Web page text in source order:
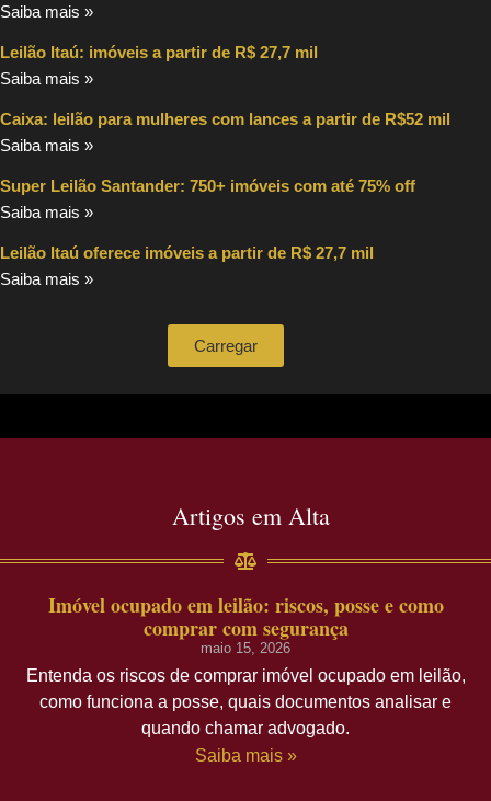
Saiba mais »
Leilão Itaú: imóveis a partir de R$ 27,7 mil
Saiba mais »
Caixa: leilão para mulheres com lances a partir de R$52 mil
Saiba mais »
Super Leilão Santander: 750+ imóveis com até 75% off
Saiba mais »
Leilão Itaú oferece imóveis a partir de R$ 27,7 mil
Saiba mais »
Carregar
Artigos em Alta
Imóvel ocupado em leilão: riscos, posse e como
comprar com segurança
maio 15, 2026
Entenda os riscos de comprar imóvel ocupado em leilão,
como funciona a posse, quais documentos analisar e
quando chamar advogado.
Saiba mais »